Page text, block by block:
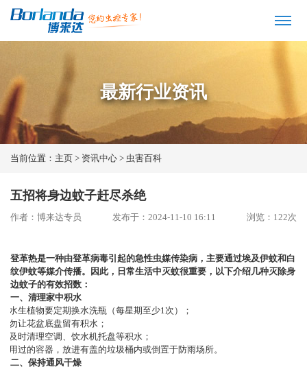
最新行业资讯
当前位置： 主页 > 资讯中心 > 虫害百科
五招将身边蚊子赶尽杀绝
作者：博来达专员 发布于：2024-11-10 16:11 浏览： 122次
‌登革热是一种由登革病毒引起的急性虫媒传染病，主要通过埃及伊蚊和白
纹伊蚊等媒介传播。‌因此，日常生活中灭蚊很重要，以下介绍几种灭除身
边蚊子的有效招数：
一、 清理家中积水
水生植物要定期换水洗瓶（每星期至少1次）；
勿让花盆底盘留有积水；
及时清理空调、饮水机托盘等积水；
用过的容器，放进有盖的垃圾桶内或倒置于防雨场所。
二、保持通风干燥